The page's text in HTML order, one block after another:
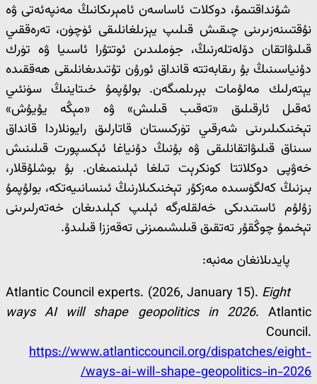
شۇنداقتىمۇ، دوكلات ئاساسەن ئامېرىكانىڭ مەنپەئەتى ۋە
نۇقتىىنەزىرىنى چىقىش قىلىپ يېزىلغانلىقى ئۈچۈن، تەرەققىي
قىلىۋاتقان دۆلەتلەرنىڭ، جۈملىدىن ئوتتۇرا ئاسىيا ۋە تۈرك
دۇنياسىنىڭ بۇ رىقابەتتە قانداق ئورۇن تۇتىدىغانلىقى ھەققىدە
يېتەرلىك مەلۇمات بېرىلمىگەن. بولۇپمۇ خىتاينىڭ سۈنئىي
ئەقىل ئارقىلىق «تەقىب قىلىش» ۋە «مېڭە يۇيۇش»
تېخنىكىلىرىنى شەرقىي تۈركىستان قاتارلىق رايونلاردا قانداق
سىناق قىلىۋاتقانلىقى ۋە بۇنىڭ دۇنياغا ئېكسپورت قىلىنىش
خەۋپى دوكلاتتا كونكرېت تىلغا ئېلىنمىغان. بۇ بوشلۇقلار،
بىزنىڭ كەلگۈسىدە مەزكۇر تېخنىكىلارنىڭ ئىنسانىيەتكە، بولۇپمۇ
زۇلۇم ئاستىدىكى خەلقلەرگە ئېلىپ كېلىدىغان خەتەرلىرىنى
تېخىمۇ چوڭقۇر تەتقىق قىلىشىمىزنى تەقەززا قىلىدۇ.
پايدىلانغان مەنبە:
Atlantic Council experts. (2026, January 15). Eight
ways AI will shape geopolitics in 2026. Atlantic
Council.
https://www.atlanticcouncil.org/dispatches/eight-
ways-ai-will-shape-geopolitics-in-2026/